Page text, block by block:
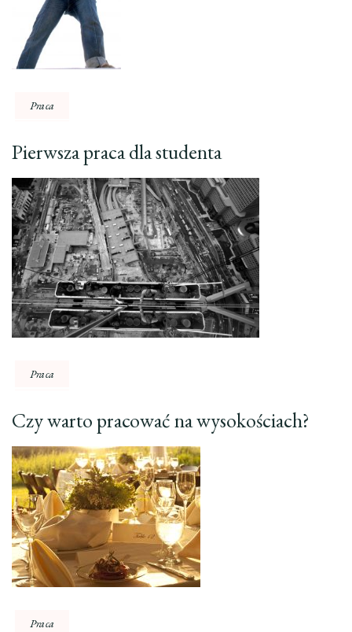
Praca
Pierwsza praca dla studenta
Praca
Czy warto pracować na wysokościach?
Praca